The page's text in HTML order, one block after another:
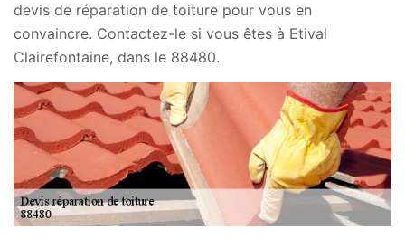
devis de réparation de toiture pour vous en
convaincre. Contactez-le si vous êtes à Etival
Clairefontaine, dans le 88480.